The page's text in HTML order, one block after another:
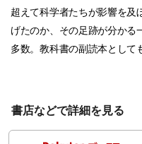
超えて科学者たちが影響を及
げたのか、その足跡が分かる
多数。教科書の副読本として
書店などで詳細を見る